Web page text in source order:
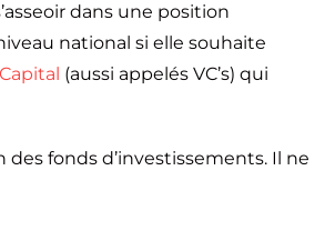
dans une position
national si elle souhaite
(aussi appelés VC’s) qui
fonds d’investissements. Il ne